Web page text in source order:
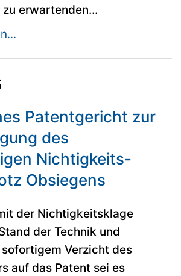
erwartenden...
Patentgericht zur
des
Nichtigkeits-
Obsiegens
der Nichtigkeitsklage
der Technik und
Verzicht des
auf das Patent sei es